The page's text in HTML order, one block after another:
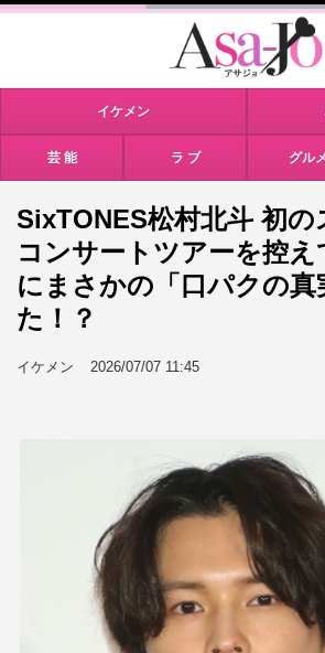
イケメン
芸 能 ラ ブ グルメ
SixTONES松村北斗 初の
コンサートツアーを控え
にまさかの「口パクの真
た！？
イケメン 2026/07/07 11:45